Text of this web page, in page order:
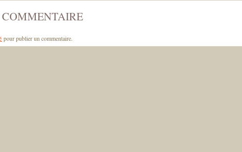
pour publier un commentaire.